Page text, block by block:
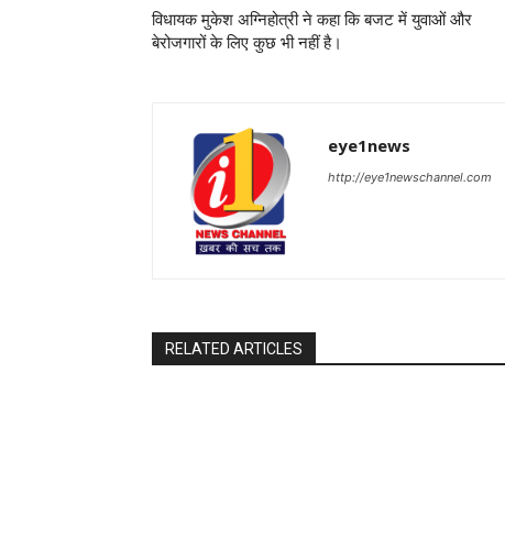
विधायक मुकेश अग्निहोत्री ने कहा कि बजट में युवाओं और
बेरोजगारों के लिए कुछ भी नहीं है।
eye1news
http://eye1newschannel.com
RELATED ARTICLES